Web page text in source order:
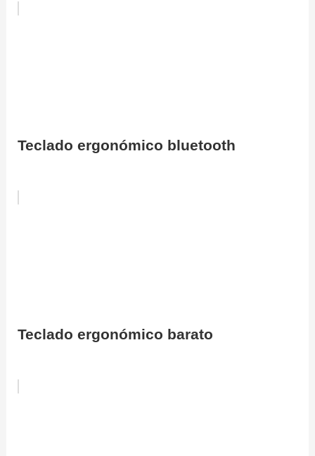
Teclado ergonómico bluetooth
Teclado ergonómico barato